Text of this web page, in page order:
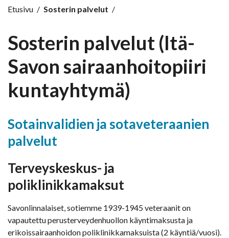
Etusivu / Sosterin palvelut /
Sosterin palvelut (Itä-
Savon sairaanhoitopiiri
kuntayhtymä)
Sotainvalidien ja sotaveteraanien
palvelut
Terveyskeskus- ja
poliklinikkamaksut
Savonlinnalaiset, sotiemme 1939-1945 veteraanit on
vapautettu perusterveydenhuollon käyntimaksusta ja
erikoissairaanhoidon poliklinikkamaksuista (2 käyntiä/vuosi).